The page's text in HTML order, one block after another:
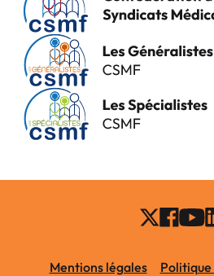
Mentions légales